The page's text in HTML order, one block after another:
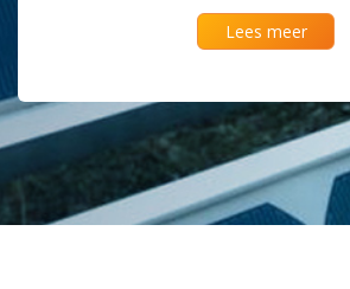
Lees meer